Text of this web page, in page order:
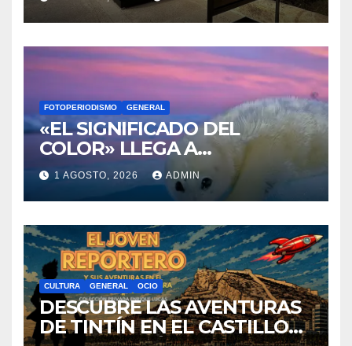
ENOLOGÍA FOTOPERIODISMO OCIO
3000 AÑOS DE CULTURA DEL
VINO DE ALICANTE
RENACEN EN EL CASTILLO
DE SANTA BÁRBARA
6 AGOSTO, 2026 MARICHEL LÓPEZ
GENERAL
«EL SIGNIFICADO DEL
COLOR» LLEGA A
VILLAJOYOSA
1 AGOSTO, 2026 ADMIN